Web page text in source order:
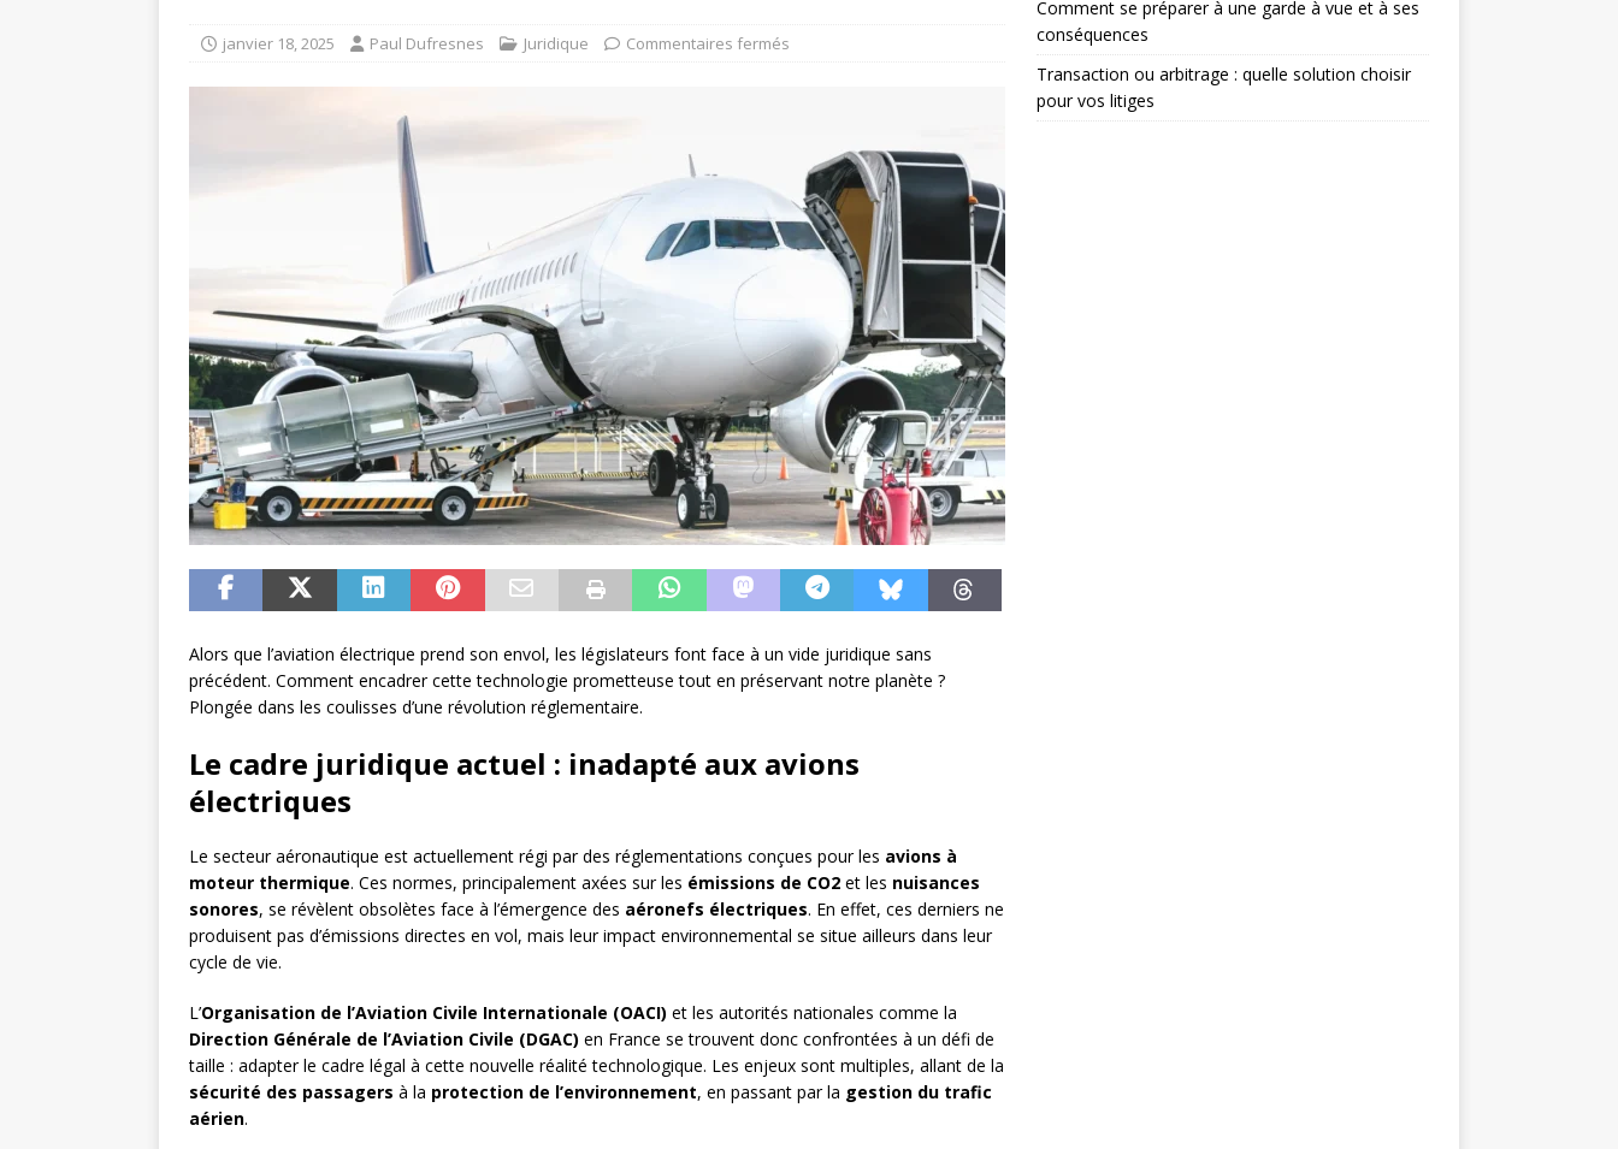
janvier 18, 2025 Paul Dufresnes Juridique Commentaires fermés
Alors que l’aviation électrique prend son envol, les législateurs font face à un vide juridique sans
précédent. Comment encadrer cette technologie prometteuse tout en préservant notre planète ?
Plongée dans les coulisses d’une révolution réglementaire.
Le cadre juridique actuel : inadapté aux avions
électriques
Le secteur aéronautique est actuellement régi par des réglementations conçues pour les avions à
moteur thermique. Ces normes, principalement axées sur les émissions de CO2 et les nuisances
sonores, se révèlent obsolètes face à l’émergence des aéronefs électriques. En effet, ces derniers ne
produisent pas d’émissions directes en vol, mais leur impact environnemental se situe ailleurs dans leur
cycle de vie.
L’Organisation de l’Aviation Civile Internationale (OACI) et les autorités nationales comme la
Direction Générale de l’Aviation Civile (DGAC) en France se trouvent donc confrontées à un défi de
taille : adapter le cadre légal à cette nouvelle réalité technologique. Les enjeux sont multiples, allant de la
sécurité des passagers à la protection de l’environnement, en passant par la gestion du trafic
aérien.
Comment se préparer à une garde à vue et à ses
conséquences
Transaction ou arbitrage : quelle solution choisir
pour vos litiges